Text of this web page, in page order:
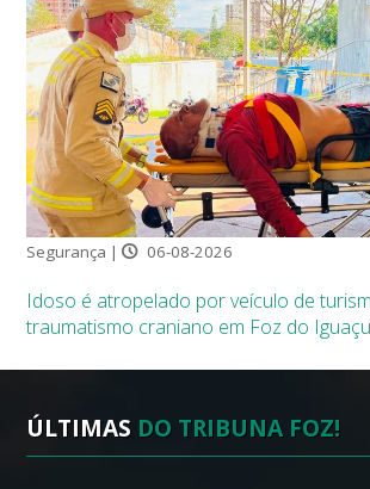
Segurança | 06-08-2026
Idoso é atropelado por veículo de
traumatismo craniano em Foz do Iguaçu
ÚLTIMAS DO TRIBUNA FOZ!